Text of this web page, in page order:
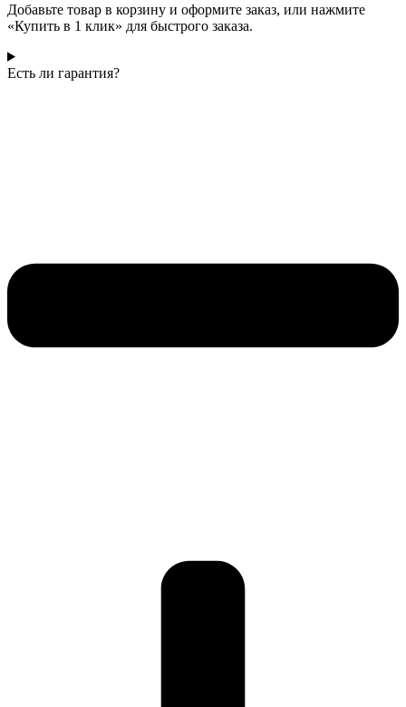
Добавьте товар в корзину и оформите заказ, или нажмите
«Купить в 1 клик» для быстрого заказа.
Есть ли гарантия?